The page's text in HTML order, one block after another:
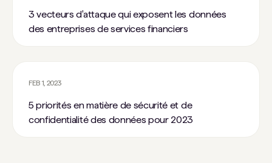
3 vecteurs d'attaque qui exposent les données
des entreprises de services financiers
FEB 1, 2023
5 priorités en matière de sécurité et de
confidentialité des données pour 2023